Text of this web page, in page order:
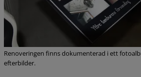
Renoveringen finns dokumenterad i ett
efterbilder.